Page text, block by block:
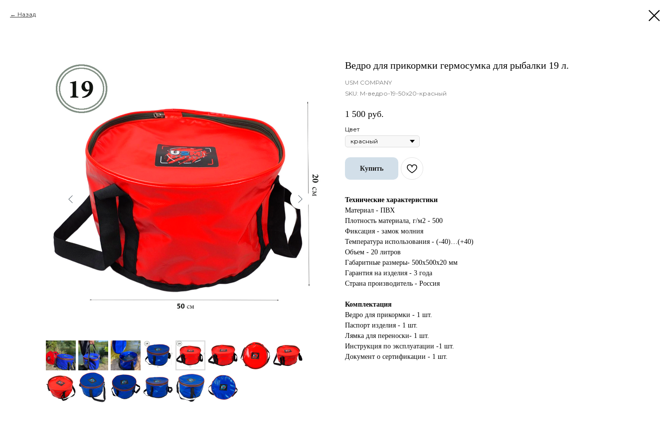
Назад
Ведро для прикормки гермосумка для рыбалки 19 л.
USM COMPANY
SKU: М-ведро-19-50х20-красный
1 500 руб.
Цвет
Купить
Технические характеристики
Материал - ПВХ
Плотность материала, г/м2 - 500
Фиксация - замок молния
Температура использования - (-40)…(+40)
Объем - 20 литров
Габаритные размеры- 500х500х20 мм
Гарантия на изделия - 3 года
Страна производитель - Россия
Комплектация
Ведро для прикормки - 1 шт.
Паспорт изделия - 1 шт.
Лямка для переноски- 1 шт.
Инструкция по эксплуатации -1 шт.
Документ о сертификации - 1 шт.